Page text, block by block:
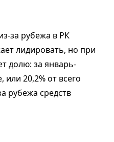
за рубежа в РК
лидировать, но при
долю: за январь-
или 20,2% от всего
рубежа средств